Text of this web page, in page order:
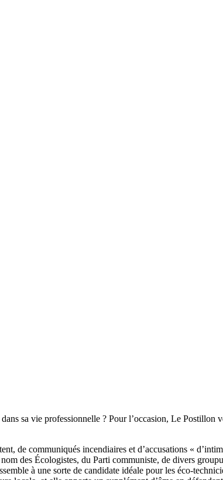
sa vie professionnelle ? Pour l’occasion, Le Postillon
de communiqués incendiaires et d’accusations «
des Écologistes, du Parti communiste, de divers
à une sorte de candidate idéale pour les éco-